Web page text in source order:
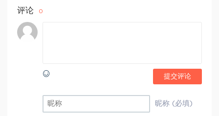
评论 0
提交评论
昵称 (必填)